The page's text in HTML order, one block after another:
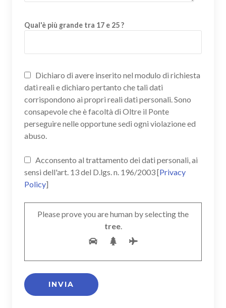
Qual'è più grande tra 17 e 25 ?
Dichiaro di avere inserito nel modulo di richiesta
dati reali e dichiaro pertanto che tali dati
corrispondono ai propri reali dati personali. Sono
consapevole che è facoltà di Oltre il Ponte
perseguire nelle opportune sedi ogni violazione ed
abuso.
Acconsento al trattamento dei dati personali, ai
sensi dell'art. 13 del D.lgs. n. 196/2003 [Privacy
Policy]
Please prove you are human by selecting the
tree.